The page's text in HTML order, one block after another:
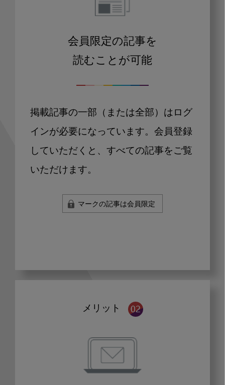
会員限定の記事を
読むことが可能
掲載記事の一部（または全部）はログ
インが必要になっています。会員登録
していただくと、すべての記事をご覧
いただけます。
マークの記事は会員限定
メリット